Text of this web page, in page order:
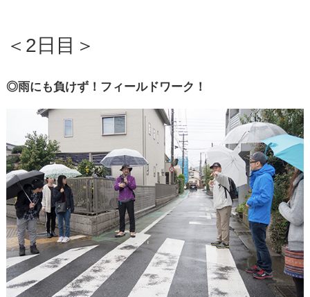
＜2日目＞
◎雨にも負けず！フィールドワーク！